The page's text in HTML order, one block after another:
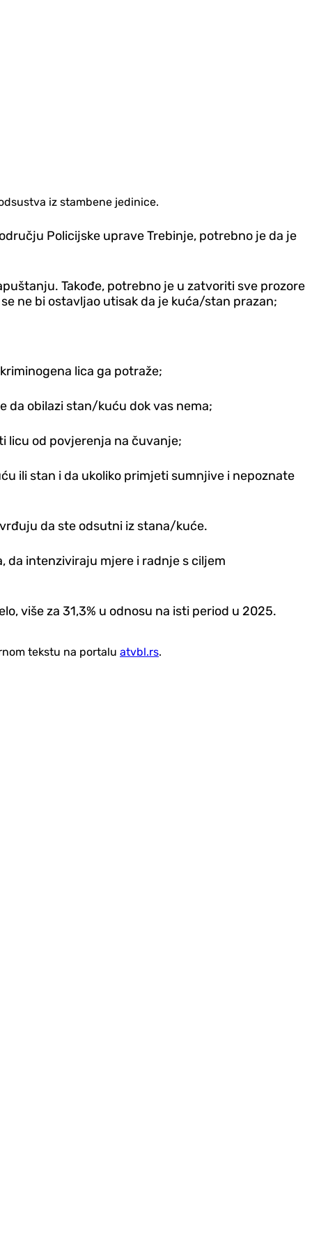
iz stambene jedinice.
Policijske uprave Trebinje, potrebno je da je
Takođe, potrebno je u zatvoriti sve prozore
ne bi ostavljao utisak da je kuća/stan prazan;
lica ga potraže;
da obilazi stan/kuću dok vas nema;
licu od povjerenja na čuvanje;
ili stan i da ukoliko primjeti sumnjive i nepoznate
da ste odsutni iz stana/kuće.
da intenziviraju mjere i radnje s ciljem
više za 31,3% u odnosu na isti period u 2025.
tekstu na portalu atvbl.rs.